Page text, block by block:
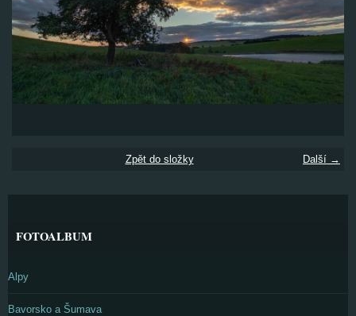
Další →
Zpět do složky
FOTOALBUM
Alpy
Bavorsko a Šumava